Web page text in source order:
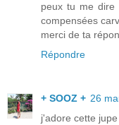
peux tu me dire
compensées
merci de ta
Répondre
+ SOOZ + 26
j'adore cette jupe